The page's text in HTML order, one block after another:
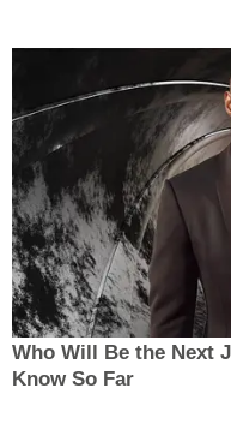
Who Will Be the Next
Know So Far